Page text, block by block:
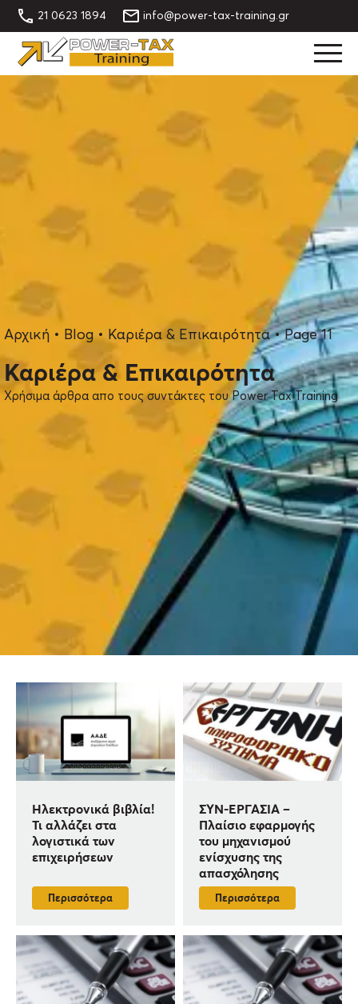
21 0623 1894 info@power-tax-training.gr
Αρχική • Blog • Καριέρα & Επικαιρότητα•Page 11
Καριέρα & Επικαιρότητα
Χρήσιμα άρθρα απο τους συντάκτες του Power Tax Training
Ηλεκτρονικά βιβλία!
Τι αλλάζει στα
λογιστικά των
επιχειρήσεων
Περισσότερα
ΣΥΝ-ΕΡΓΑΣΙΑ –
Πλαίσιο εφαρμογής
του μηχανισμού
ενίσχυσης της
απασχόλησης
Περισσότερα